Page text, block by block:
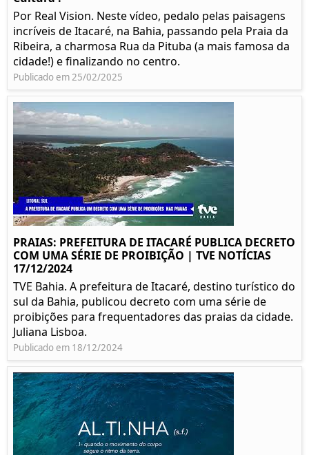
Por Real Vision. Neste vídeo, pedalo pelas paisagens
incríveis de Itacaré, na Bahia, passando pela Praia da
Ribeira, a charmosa Rua da Pituba (a mais famosa da
cidade!) e finalizando no centro.
Publicado em 25/02/2025
PRAIAS: PREFEITURA DE ITACARÉ PUBLICA DECRETO
COM UMA SÉRIE DE PROIBIÇÃO | TVE NOTÍCIAS
17/12/2024
TVE Bahia. A prefeitura de Itacaré, destino turístico do
sul da Bahia, publicou decreto com uma série de
proibições para frequentadores das praias da cidade.
Juliana Lisboa.
Publicado em 18/12/2024